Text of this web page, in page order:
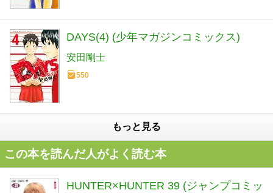
DAYS(4) (少年マガジンコミックス)
安田剛士
550
もっと見る
この本を読んだ人がよく読む本
HUNTER×HUNTER 39 (ジャンプコミッ